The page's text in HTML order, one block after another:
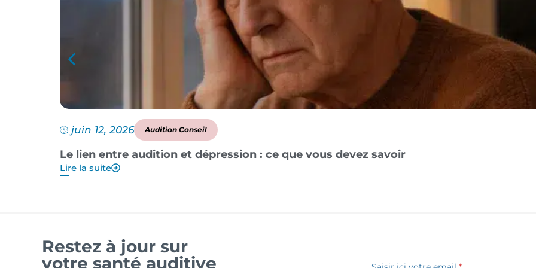
juin 12, 2026 Audition Conseil
Le lien entre audition et dépression : ce que vous devez savoir
Lire la suite
Restez à jour sur
votre santé auditive